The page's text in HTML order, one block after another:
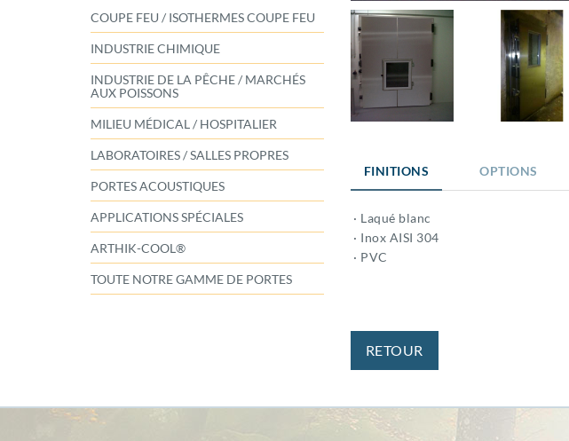
COUPE FEU / ISOTHERMES COUPE FEU
INDUSTRIE CHIMIQUE
INDUSTRIE DE LA PÊCHE / MARCHÉS
AUX POISSONS
MILIEU MÉDICAL / HOSPITALIER
LABORATOIRES / SALLES PROPRES
PORTES ACOUSTIQUES
APPLICATIONS SPÉCIALES
ARTHIK-COOL®
TOUTE NOTRE GAMME DE PORTES
FINITIONS OPTIONS
· Laqué blanc
· Inox AISI 304
· PVC
RETOUR